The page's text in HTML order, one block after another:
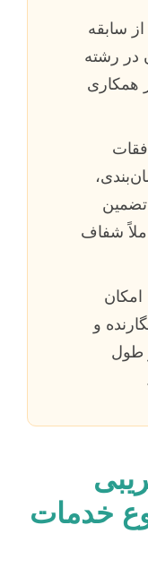
از سابقه
در رشته
همکاری
شفاف
امکان
و
طول
خدمات